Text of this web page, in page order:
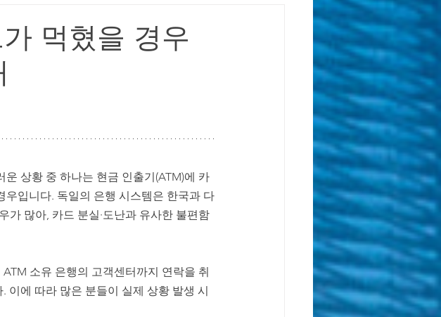
먹혔을 경우
상황 중 하나는 현금 인출기(ATM)에 카
입니다. 독일의 은행 시스템은 한국과 다
가 많아, 카드 분실·도난과 유사한 불편함
소유 은행의 고객센터까지 연락을 취
이에 따라 많은 분들이 실제 상황 발생 시